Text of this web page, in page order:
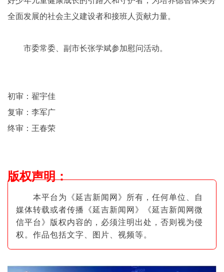
全面发展的社会主义建设者和接班人贡献力量。
市委常委、副市长张学斌参加慰问活动。
初审：翟宇佳
复审：李军广
终审：王春荣
版权声明：
本平台为《延吉新闻网》所有，任何单位、自
媒体转载或者传播《延吉新闻网》《延吉新闻网微
信平台》版权内容的，必须注明出处，否则视为侵
权。作品包括文字、图片 、视频等。